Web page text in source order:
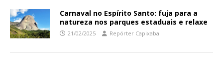
Carnaval no Espírito Santo: fuja para a
natureza nos parques estaduais e relaxe
21/02/2025 Repórter Capixaba